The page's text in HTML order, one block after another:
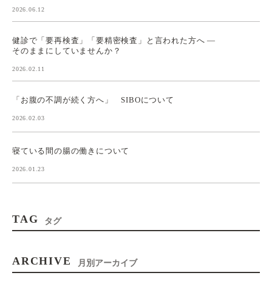
2026.06.12
健診で「要再検査」「要精密検査」と言われた方へ ―
そのままにしていませんか？
2026.02.11
「お腹の不調が続く方へ」 SIBOについて
2026.02.03
寝ている間の腸の働きについて
2026.01.23
TAG タグ
ARCHIVE 月別アーカイブ